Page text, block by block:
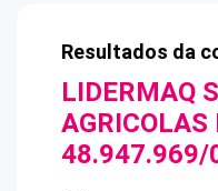
Resultados da
LIDERMAQ
48.947.969/